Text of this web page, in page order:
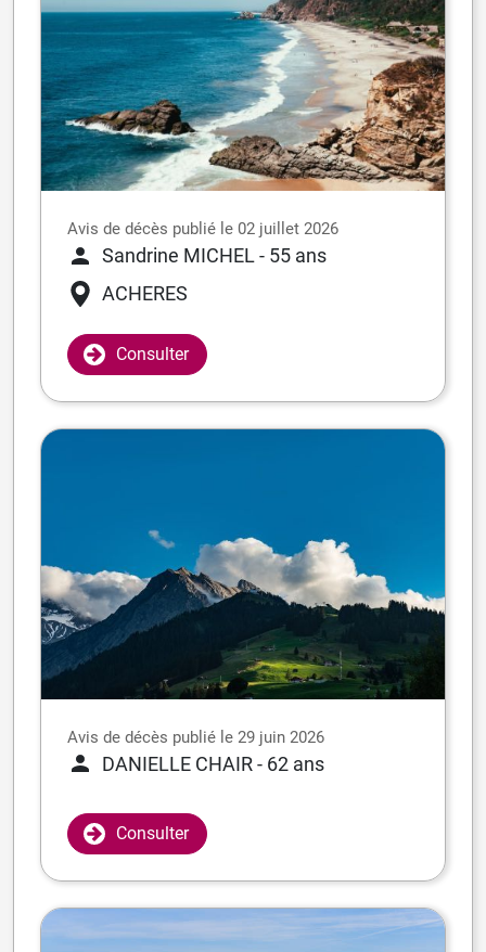
Avis de décès publié le 02 juillet 2026
Sandrine MICHEL - 55 ans
ACHERES
Consulter
Avis de décès publié le 29 juin 2026
DANIELLE CHAIR- 62 ans
Consulter